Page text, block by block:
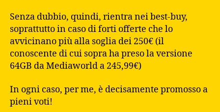
Senza dubbio, quindi, rientra nei best-buy,
soprattutto in caso di forti offerte che lo
avvicinano più alla soglia dei 250€ (il
conoscente di cui sopra ha preso la versione
64GB da Mediaworld a 245,99€)
In ogni caso, per me, è decisamente promosso a
pieni voti!